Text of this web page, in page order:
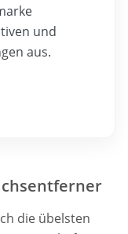
und
aus.
die übelsten